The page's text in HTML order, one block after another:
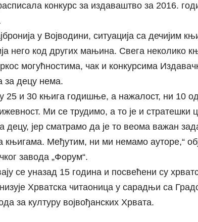
конкурс за издаваштво за 2016.
у Војводини, ситуација са дечијим
него код других мањина. Свега неколико
могућностима, чак и конкурсима
за децу нема.
25 и 30 књига годишње, а нажалост, ни 10
Ми се трудимо, а то је и
јер сматрамо да је то веома важан
књигама. Међутим, ни ми немамо ауторе,“
завода „Форум“.
се уназад 15 година и посвећени су
Хрватска читаоница у сарадњи са
за културу војвођанских Хрвата.